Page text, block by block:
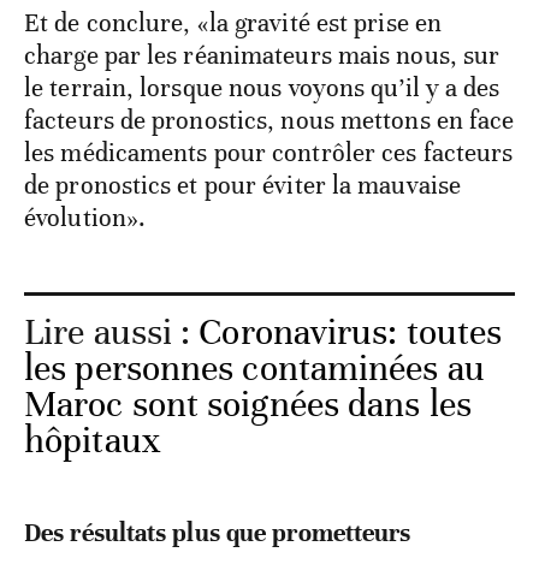
Et de conclure, «la gravité est prise en
charge par les réanimateurs mais nous, sur
le terrain, lorsque nous voyons qu’il y a des
facteurs de pronostics, nous mettons en face
les médicaments pour contrôler ces facteurs
de pronostics et pour éviter la mauvaise
évolution».
Lire aussi : Coronavirus: toutes
les personnes contaminées au
Maroc sont soignées dans les
hôpitaux
Des résultats plus que prometteurs